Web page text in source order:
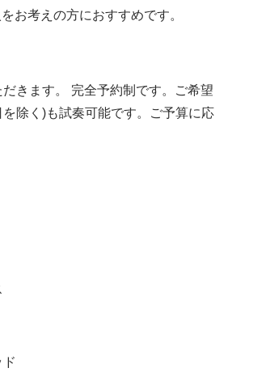
お考えの方におすすめです。
きます。 完全予約制です。ご希望
除く)も試奏可能です。ご予算に応
ド